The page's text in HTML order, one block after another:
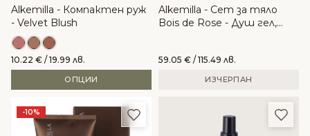
Alkemilla - Компактен руж
- Velvet Blush
10.22 € / 19.99 лв.
ОПЦИИ
Alkemilla - Сет за тяло
Bois de Rose - Душ гел,
59.05 € / 115.49 лв.
ИЗЧЕРПАН
-10% Добави в любими